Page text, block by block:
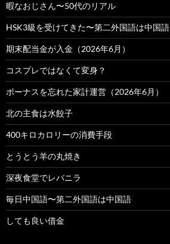
暇なおじさん〜50代のリアル
HSK3級を受けてきた〜第二外国語は中国語
期末配当金が入金（2026年6月）
コスプレではなくて変身？
ボーナスを忘れた家計運営（2026年6月）
北の主食は水餃子
400キロカロリーの消費手段
とうとう羊の丸焼き
深夜食堂でレバニラ
毎日中国語〜第二外国語は中国語
しても良い借金